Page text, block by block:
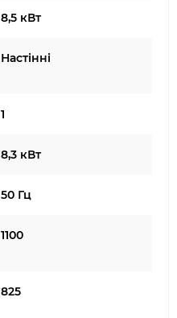
8,5 кВт
Настінні
1
8,3 кВт
50 Гц
1100
825